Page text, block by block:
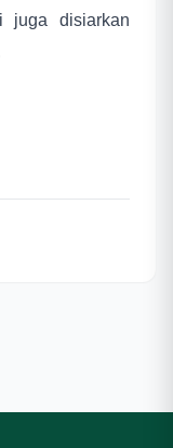
juga disiarkan